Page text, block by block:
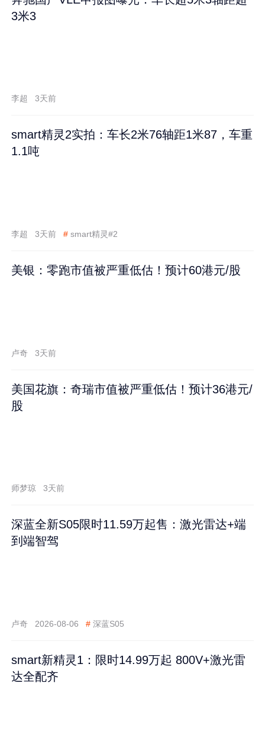
3米3
李超 3天前
smart精灵2实拍：车长2米76轴距1米87，车重
1.1吨
李超 3天前 # smart精灵#2
美银：零跑市值被严重低估！预计60港元/股
卢奇 3天前
美国花旗：奇瑞市值被严重低估！预计36港元/
股
师梦琼 3天前
深蓝全新S05限时11.59万起售：激光雷达+端
到端智驾
卢奇 2026-08-06 # 深蓝S05
smart新精灵1：限时14.99万起 800V+激光雷
达全配齐